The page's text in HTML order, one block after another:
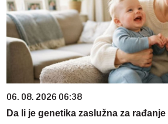
06. 08. 2026 06:38
Da li je genetika zaslužna za